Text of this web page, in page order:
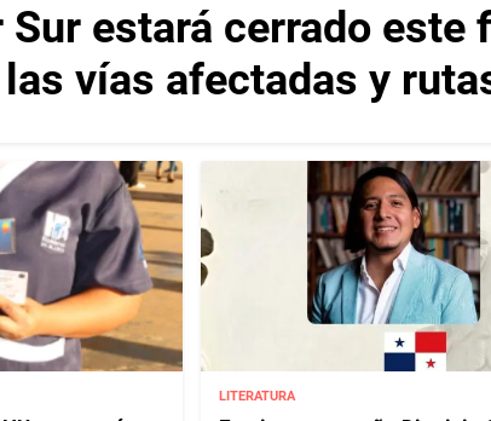
Sur estará cerrado este
vías afectadas y
LITERATURA